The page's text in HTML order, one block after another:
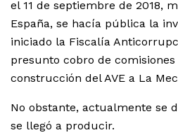
el 11 de septiembre de 2018,
España, se hacía pública la
iniciado la Fiscalía
presunto cobro de
construcción del AVE a La
No obstante, actualmente se
se llegó a producir.